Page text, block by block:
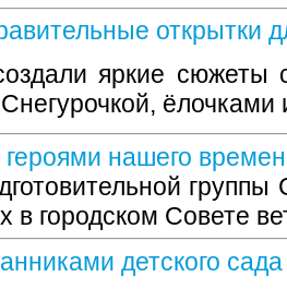
открытки
яркие сюжеты
ёлочками
героями нашего
в городском Совете
детского